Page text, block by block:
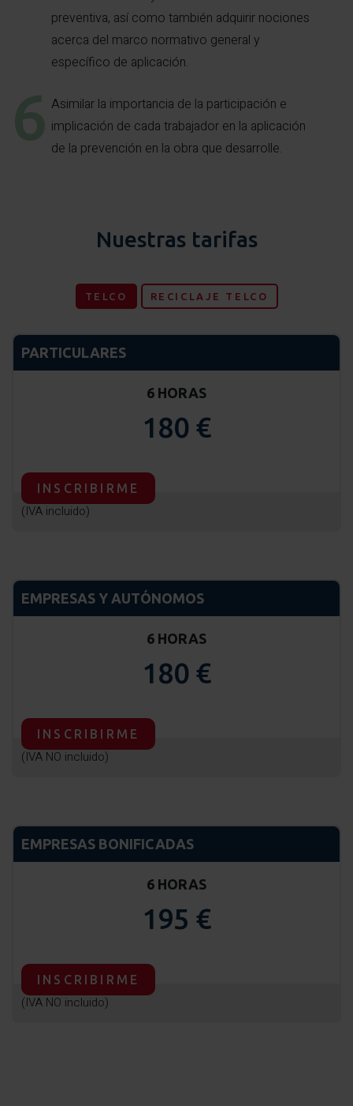
preventiva, así como también adquirir nociones
acerca del marco normativo general y
específico de aplicación.
Asimilar la importancia de la participación e
implicación de cada trabajador en la aplicación
de la prevención en la obra que desarrolle.
Nuestras tarifas
TELCO RECICLAJE TELCO
PARTICULARES
6 HORAS
180 €
INSCRIBIRME
(IVA incluido)
EMPRESAS Y AUTÓNOMOS
6 HORAS
180 €
INSCRIBIRME
(IVA NO incluido)
EMPRESAS BONIFICADAS
6 HORAS
195 €
INSCRIBIRME
(IVA NO incluido)